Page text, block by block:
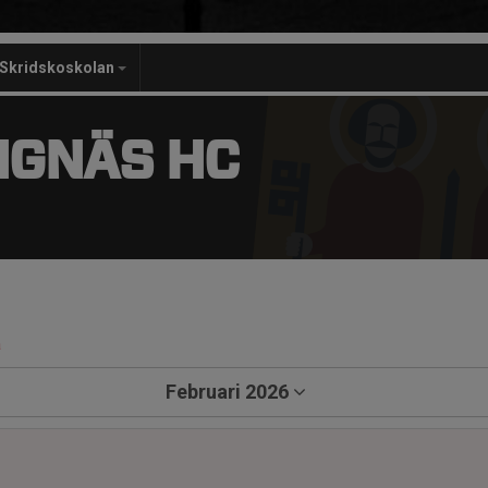
Skridskoskolan
HC
Februari 2026